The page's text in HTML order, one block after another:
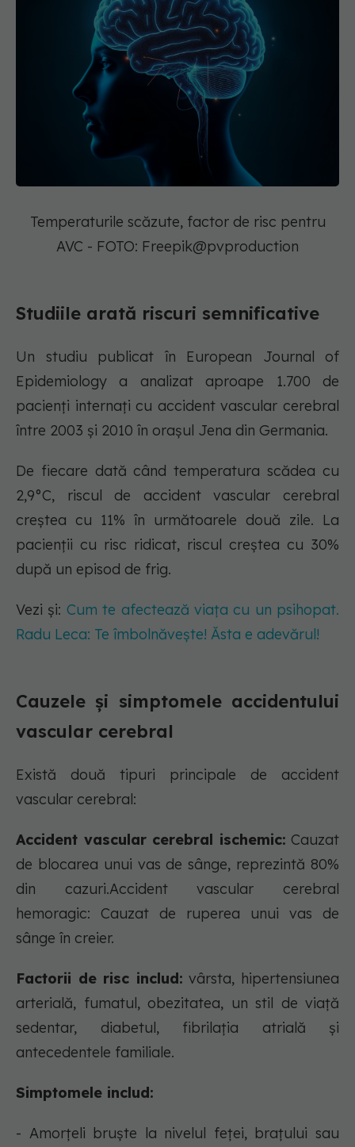
Temperaturile scăzute, factor de risc pentru
AVC - FOTO: Freepik@pvproduction
Studiile arată riscuri semnificative
Un studiu publicat în European Journal of
Epidemiology a analizat aproape 1.700 de
pacienți internați cu accident vascular cerebral
între 2003 și 2010 în orașul Jena din Germania.
De fiecare dată când temperatura scădea cu
2,9°C, riscul de accident vascular cerebral
creștea cu 11% în următoarele două zile. La
pacienții cu risc ridicat, riscul creștea cu 30%
după un episod de frig.
Vezi și: Cum te afectează viața cu un psihopat.
Radu Leca: Te îmbolnăvește! Ăsta e adevărul!
Cauzele și simptomele accidentului
vascular cerebral
Există două tipuri principale de accident
vascular cerebral:
Accident vascular cerebral ischemic: Cauzat
de blocarea unui vas de sânge, reprezintă 80%
din cazuri.Accident vascular cerebral
hemoragic: Cauzat de ruperea unui vas de
sânge în creier.
Factorii de risc includ: vârsta, hipertensiunea
arterială, fumatul, obezitatea, un stil de viață
sedentar, diabetul, fibrilația atrială și
antecedentele familiale.
Simptomele includ:
- Amorțeli bruște la nivelul feței, brațului sau